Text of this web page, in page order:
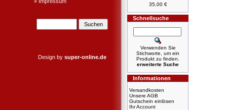
Design by super-online.de
35,00 €
Schnellsuche
Verwenden Sie
Stichworte, um ein
Produkt zu finden.
erweiterte Suche
Informationen
Versandkosten
Unsere AGB
Gutschein einlösen
Ihr Account